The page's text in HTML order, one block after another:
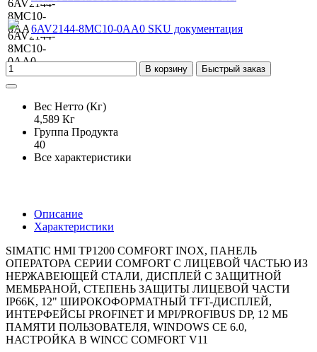
6AV2144-8MC10-0AA0 SKU документация
В корзину Быстрый заказ
Вес Нетто (Кг)
4,589 Кг
Группа Продукта
40
Все характеристики
Описание
Характеристики
SIMATIC HMI TP1200 COMFORT INOX, ПАНЕЛЬ
ОПЕРАТОРА СЕРИИ COMFORT С ЛИЦЕВОЙ ЧАСТЬЮ ИЗ
НЕРЖАВЕЮЩЕЙ СТАЛИ, ДИСПЛЕЙ С ЗАЩИТНОЙ
МЕМБРАНОЙ, СТЕПЕНЬ ЗАЩИТЫ ЛИЦЕВОЙ ЧАСТИ
IP66K, 12" ШИРОКОФОРМАТНЫЙ TFT-ДИСПЛЕЙ,
ИНТЕРФЕЙСЫ PROFINET И MPI/PROFIBUS DP, 12 МБ
ПАМЯТИ ПОЛЬЗОВАТЕЛЯ, WINDOWS CE 6.0,
НАСТРОЙКА В WINCC COMFORT V11